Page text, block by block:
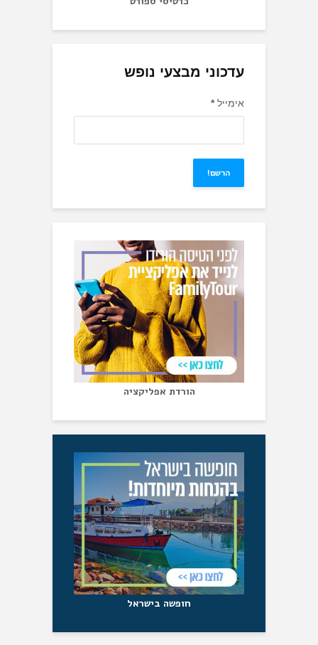
עדכוני מבצעי נופש
אימייל*
הורדת אפליקציה
חופשה בישראל